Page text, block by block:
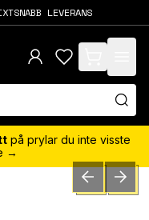
LEVERANS
items in cart,
på prylar du inte visste
→
PREVIOUSNEXT